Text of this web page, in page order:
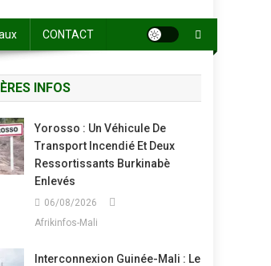
CONTACT
INFOS
Yorosso : Un Véhicule De
Transport Incendié Et Deux
Ressortissants Burkinabè
Enlevés
06/08/2026
Afrikinfos-Mali
Interconnexion Guinée-Mali : Le